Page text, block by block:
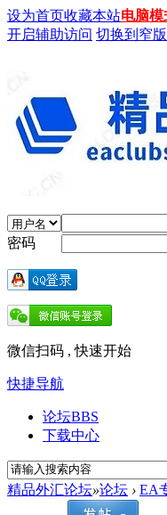
设为首页收藏本站电脑模
开启辅助访问 切换到窄版
密码
微信扫码 , 快速开始
快捷导航
论坛BBS
下载中心
精品外汇论坛»论坛 › EA